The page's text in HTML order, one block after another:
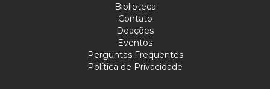
Biblioteca
Contato
Doações
Eventos
Perguntas Frequentes
Política de Privacidade